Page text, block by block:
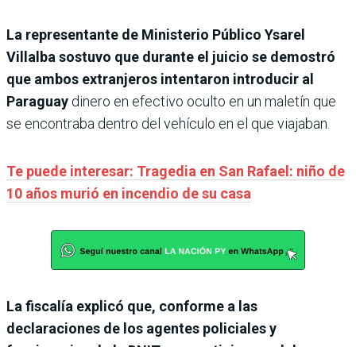
La representante de Ministerio Público Ysarel
Villalba sostuvo que durante el juicio se demostró
que ambos extranjeros intentaron introducir al
Paraguay dinero en efectivo oculto en un maletín que
se encontraba dentro del vehículo en el que viajaban.
Te puede interesar: Tragedia en San Rafael: niño de
10 años murió en incendio de su casa
La fiscalía explicó que, conforme a las
declaraciones de los agentes policiales y